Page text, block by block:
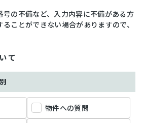
の不備など、入力内容に不備がある方
ことができない場合がありますので、
て
物件への質問